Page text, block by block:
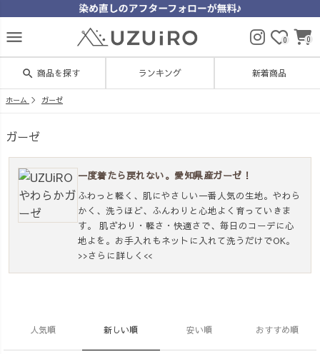
menu 0 0
search 商品を探す ランキング 新着商品
ホーム ガーゼ
ガーゼ
一度着たら戻れない。愛知県産ガーゼ！
ふわっと軽く、肌にやさしい一番人気の生地。やわら
かく、洗うほど、ふんわりと心地よく育っていきま
す。 肌ざわり・軽さ・快適さで、毎日のコーデに心
地よを。お手入れもネットに入れて洗うだけでOK。
>>さらに詳しく<<
人気順 新しい順 安い順 おすすめ順